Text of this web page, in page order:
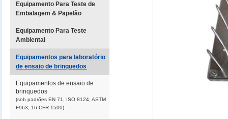
Equipamento Para Teste de
Embalagem & Papelão
Equipamento Para Teste
Ambiental
Equipamentos para laboratório
de ensaio de brinquedos
Equipamentos de ensaio de
brinquedos
(sob padrões EN 71, ISO 8124, ASTM
F963, 16 CFR 1500)